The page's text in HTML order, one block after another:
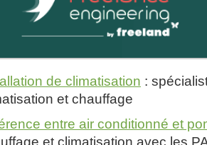
de climatisation :
et chauffage
entre air conditionné et
et climatisation avec les